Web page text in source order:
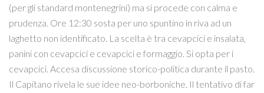
(per gli standard montenegrini) ma si procede con calma e
prudenza. Ore 12:30 sosta per uno spuntino in riva ad un
laghetto non identificato. La scelta è tra cevapcici e insalata,
panini con cevapcici e cevapcici e formaggio. Si opta per i
cevapcici. Accesa discussione storico-politica durante il pasto.
Il Capitano rivela le sue idee neo-borboniche. Il tentativo di far